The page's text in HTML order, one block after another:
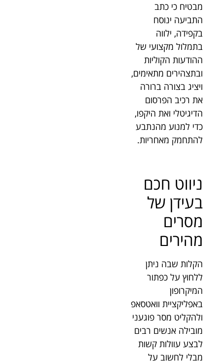
מבטיח כי כתב
התביעה ינוסח
בקפידה, ילווה
בתמלול מקצועי של
ההודעות הקוליות
ובתצהירים מתאימים,
ויציג בצורה ברורה
את רכיב הפרסום
הדיגיטלי ואת היקפו,
כדי למנוע מהנתבע
להתחמק מאחריות.
ניווט חכם
בעידן של
מסרים
מהירים
הקלות שבה ניתן
ללחוץ על כפתור
המיקרופון
באפליקציית וואטסאפ
ולהקליט מסר פוגעני
מובילה אנשים רבים
לבצע עוולות קשות
מבלי לחשוב על